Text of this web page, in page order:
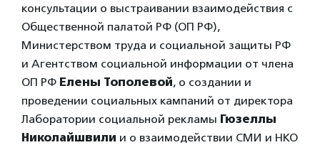
консультации о выстраивании взаимодействия с
Общественной палатой РФ (ОП РФ),
Министерством труда и социальной защиты РФ
и Агентством социальной информации от члена
ОП РФ Елены Тополевой, о создании и
проведении социальных кампаний от директора
Лаборатории социальной рекламы Гюзеллы
Николайшвили и о взаимодействии СМИ и НКО